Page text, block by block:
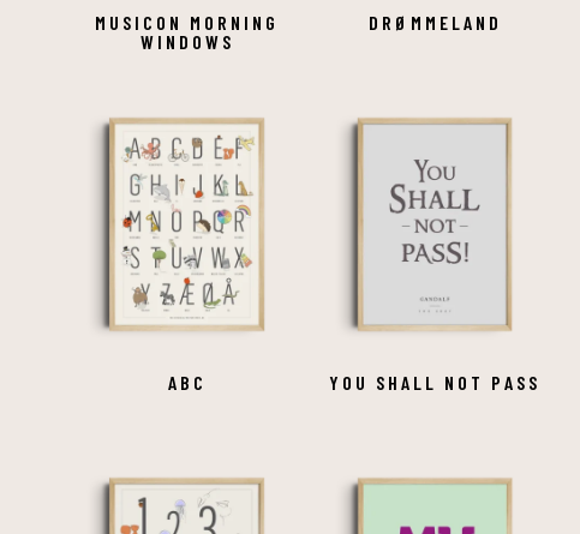
MUSICON MORNING
WINDOWS
DRØMMELAND
ABC YOU SHALL NOT PASS